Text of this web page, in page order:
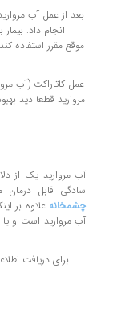
بعد از عمل آب
انجام داد.
موقع مقرر استفاده
عمل کاتاراکت (آب
آب مرواريد یک از
سادگی قابل
چشمخانه علاوه بر
آب مرواريد است و
برای دریافت